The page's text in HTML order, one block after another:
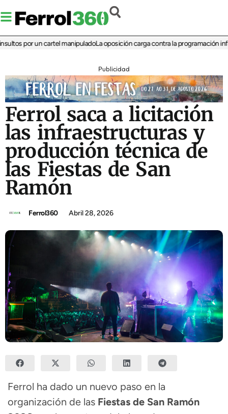
por un cartel manipuladoLa oposición carga contra la programación infantil
Publicidad
Ferrol saca a licitación
las infraestructuras y
producción técnica de
las Fiestas de San
Ramón
Ferrol360 Abril 28, 2026
Ferrol ha dado un nuevo paso en la
organización de las Fiestas de San Ramón